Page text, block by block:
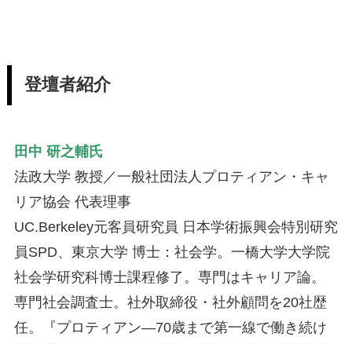
登壇者紹介
田中 研之輔氏
法政大学 教授／一般社団法人プロティアン・キャ
リア協会 代表理事
UC.Berkeley元客員研究員 日本学術振興会特別研究
員SPD、東京大学 博士：社会学。一橋大学大学院
社会学研究科博士課程修了。専門はキャリア論。
専門社会調査士。社外取締役・社外顧問を20社歴
任。『プロティアン―70歳まで第一線で働き続け